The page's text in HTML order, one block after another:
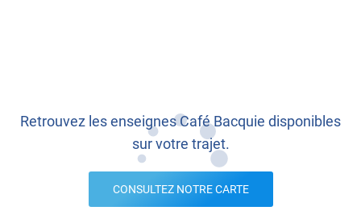
Retrouvez les enseignes Café Bacquie disponibles
sur votre trajet.
CONSULTEZ NOTRE CARTE